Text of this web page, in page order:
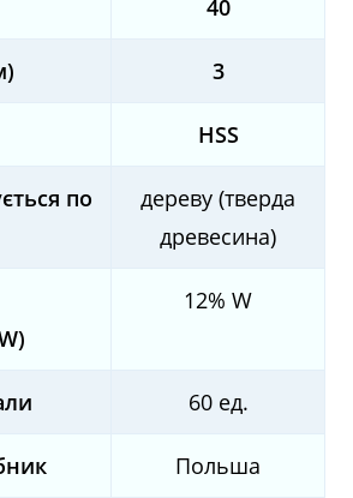
40
3
HSS
по
дереву (тверда
древесина)
12% W
60 ед.
Польша